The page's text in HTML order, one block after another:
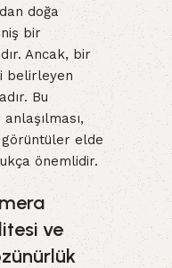
doğa
bir
Ancak, bir
belirleyen
Bu
elde
önemlidir.
ve